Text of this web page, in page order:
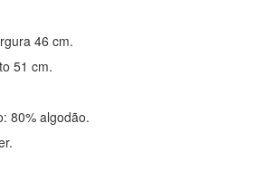
46 cm.
51 cm.
80% algodão.